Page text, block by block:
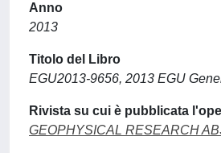
Anno
2013
Titolo del Libro
EGU2013-9656, 2013 EGU
Rivista su cui è pubblicata
GEOPHYSICAL RESEARCH